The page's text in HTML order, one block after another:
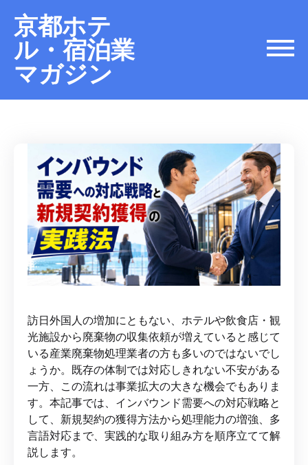
京都ホテ
ル・宿泊業
マガジン
訪日外国人の増加にともない、ホテルや飲食店・観
光施設から廃棄物の収集依頼が増えていると感じて
いる産業廃棄物処理業者の方も多いのではないでし
ょうか。既存の体制では対応しきれない不安がある
一方、この流れは事業拡大の大きな機会でもありま
す。本記事では、インバウンド需要への対応戦略と
して、新規契約の獲得方法から処理能力の増強、多
言語対応まで、実践的な取り組み方を順序立てて解
説します。